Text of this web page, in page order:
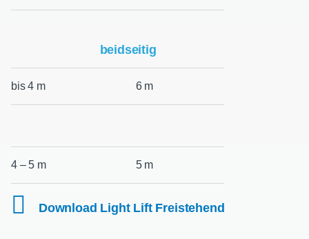
beidseitig
bis 4 m 6 m
4 – 5 m 5 m
Download Light Lift Freistehend